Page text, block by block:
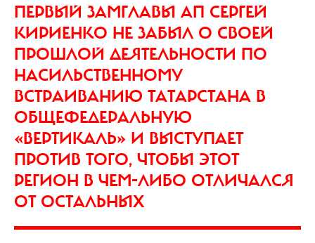
ПЕРВЫЙ ЗАМГЛАВЫ АП СЕРГЕЙ
КИРИЕНКО НЕ ЗАБЫЛ О СВОЕЙ
ПРОШЛОЙ ДЕЯТЕЛЬНОСТИ ПО
НАСИЛЬСТВЕННОМУ
ВСТРАИВАНИЮ ТАТАРСТАНА В
ОБЩЕФЕДЕРАЛЬНУЮ
«ВЕРТИКАЛЬ» И ВЫСТУПАЕТ
ПРОТИВ ТОГО, ЧТОБЫ ЭТОТ
РЕГИОН В ЧЕМ-ЛИБО ОТЛИЧАЛСЯ
ОТ ОСТАЛЬНЫХ